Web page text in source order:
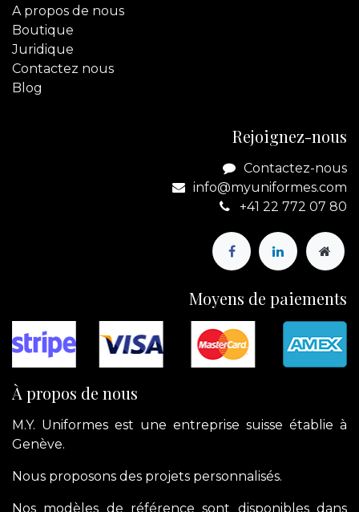
A propos de nous
Boutique
Juridique
Contactez nous
Blog
Rejoignez-nous
Contactez-nous
info@myuniformes.com
+41 22 772 07 80
Moyens de paiements
À propos de nous
M.Y. Uniformes est une entreprise suisse établie à
Genève.
Nous proposons des projets personnalisés.
Nos modèles de référence sont disponibles dans